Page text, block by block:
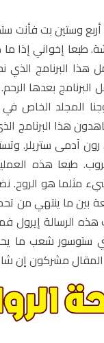
وستين بت فأنت
طبعا إخواني
هذا البرنامج
بعدها
المجلد الخاص
هذا
آدمى ستريلر.
طبعا هذه
مثلما هو الروح.
ما ينتهي من
الرسالة إيرول
ستوسور شعب ما
مشركون إن